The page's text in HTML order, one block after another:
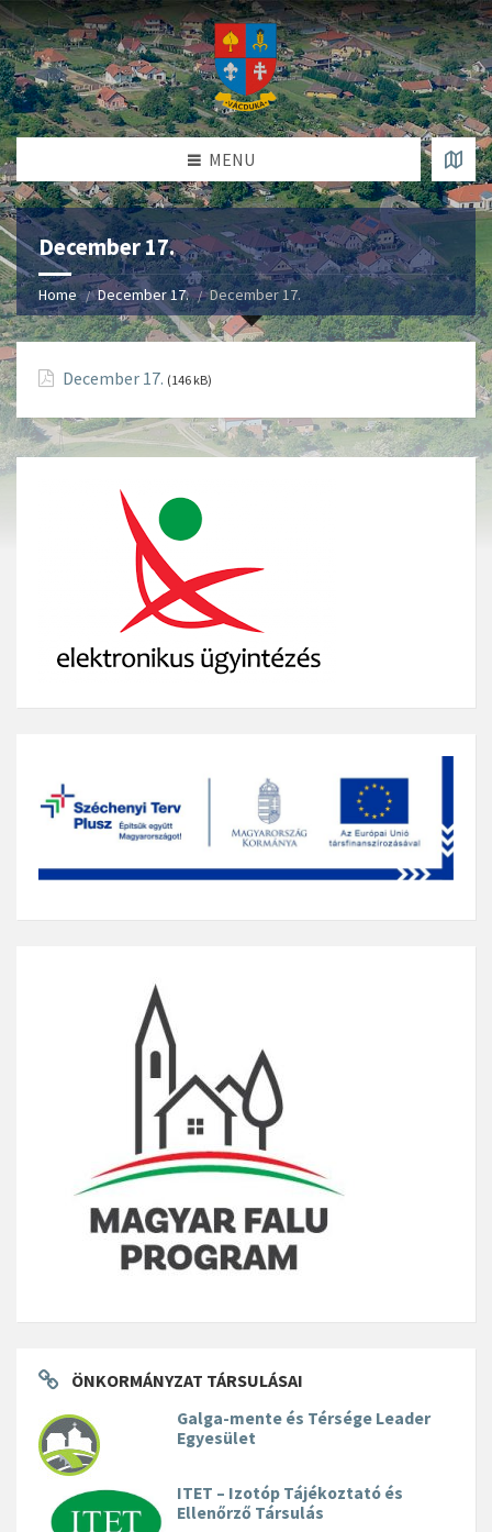
MENU
December 17.
Home December 17. December 17.
December 17. (146 kB)
ÖNKORMÁNYZAT TÁRSULÁSAI
Galga-mente és Térsége Leader
Egyesület
ITET – Izotóp Tájékoztató és
Ellenőrző Társulás